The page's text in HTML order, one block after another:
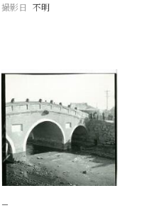
撮影日 不明
−